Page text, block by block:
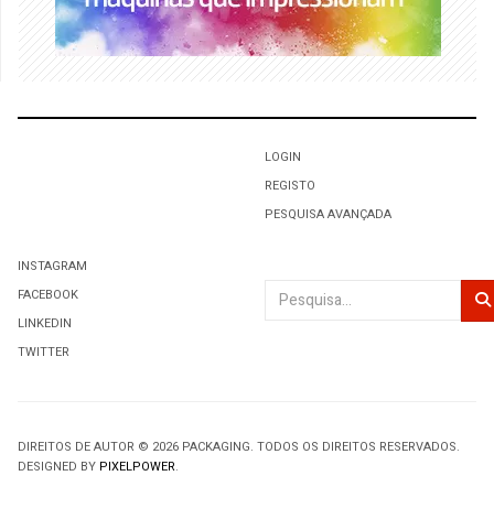
LOGIN
REGISTO
PESQUISA AVANÇADA
INSTAGRAM
FACEBOOK
LINKEDIN
TWITTER
Pesquisar
DIREITOS DE AUTOR © 2026 PACKAGING. TODOS OS DIREITOS RESERVADOS.
DESIGNED BY PIXELPOWER.